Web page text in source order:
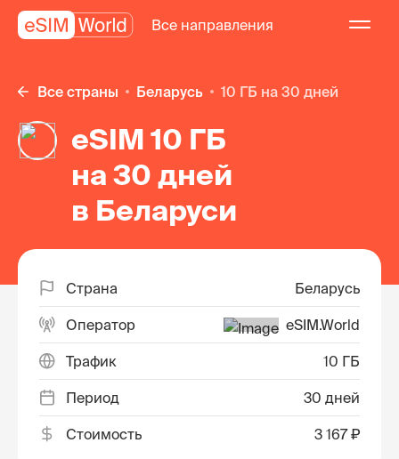
Все направления
Все страны Беларусь 10 ГБ на 30 дней
eSIM 10 ГБ
на 30 дней
в Беларуси
Страна Беларусь
Оператор eSIM.World
Трафик 10 ГБ
Период 30 дней
Стоимость 3 167 ₽